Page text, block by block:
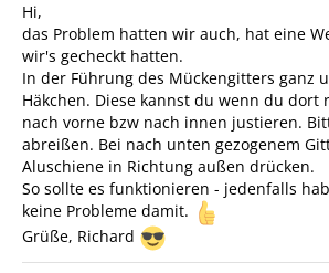
Hi,
das Problem hatten wir auch, hat eine
wir's gecheckt hatten.
In der Führung des Mückengitters ganz
Häkchen. Diese kannst du wenn du dort
nach vorne bzw nach innen justieren.
abreißen. Bei nach unten gezogenem
Aluschiene in Richtung außen drücken.
So sollte es funktionieren - jedenfalls
keine Probleme damit.
Grüße, Richard